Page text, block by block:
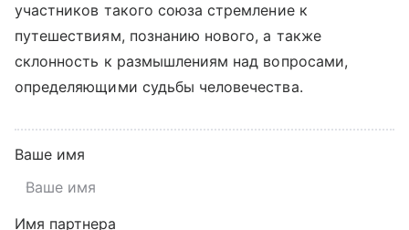
участников такого союза стремление к
путешествиям, познанию нового, а также
склонность к размышлениям над вопросами,
определяющими судьбы человечества.
Ваше имя
Имя партнера